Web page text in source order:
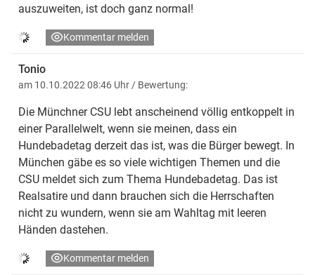
auszuweiten, ist doch ganz normal!
Kommentar melden
Tonio
am 10.10.2022 08:46 Uhr / Bewertung:
Die Münchner CSU lebt anscheinend völlig entkoppelt in
einer Parallelwelt, wenn sie meinen, dass ein
Hundebadetag derzeit das ist, was die Bürger bewegt. In
München gäbe es so viele wichtigen Themen und die
CSU meldet sich zum Thema Hundebadetag. Das ist
Realsatire und dann brauchen sich die Herrschaften
nicht zu wundern, wenn sie am Wahltag mit leeren
Händen dastehen.
Kommentar melden